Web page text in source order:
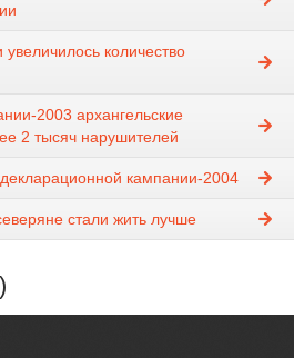
увеличилось количество
2003 архангельские
2 тысяч нарушителей
кампании-2004
стали жить лучше